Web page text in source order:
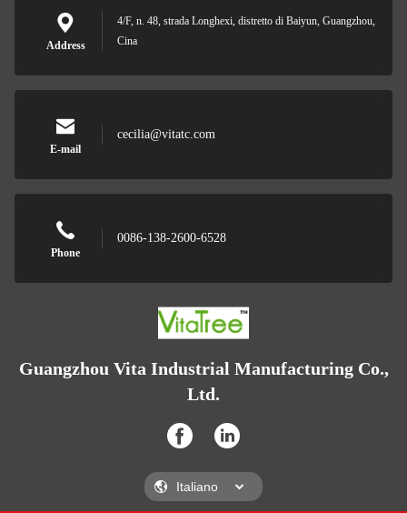
Address
4/F, n. 48, strada Longhexi, distretto di Baiyun, Guangzhou,
Cina
E-mail
cecilia@vitatc.com
Phone
0086-138-2600-6528
Guangzhou Vita Industrial Manufacturing Co.,
Ltd.